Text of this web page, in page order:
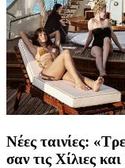
Νέες ταινίες:
σαν τις Χίλιες